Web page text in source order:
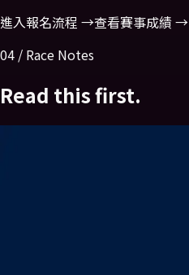
進入報名流程 →查看賽事成績 →
04 / Race Notes
Read this first.